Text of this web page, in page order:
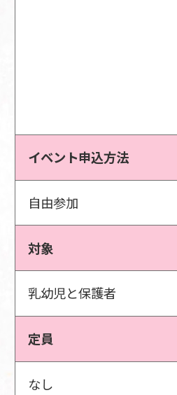
イベント申込方法
自由参加
対象
乳幼児と保護者
定員
なし